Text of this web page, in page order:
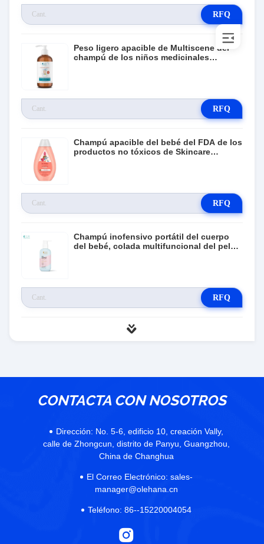
RFQ
Peso ligero apacible de Multiscene del
champú de los niños medicinales
RFQ
Champú apacible del bebé del FDA de los
productos no tóxicos de Skincare
RFQ
Champú inofensivo portátil del cuerpo
del bebé, colada multifuncional del pelo
RFQ
CONTACTA CON NOSOTROS
Dirección: No. 5-6, edificio 10, creación Vally,
calle de Zhongcun, distrito de Panyu, Guangzhou,
China de Changhua
El Correo Electrónico: sales-
manager@olehana.cn
Teléfono: 86--15220004054